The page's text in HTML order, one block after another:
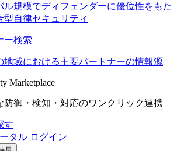
ル規模でディフェンダーに優位性をもた
型自律セキュリティ
ー検索
地域における主要パートナーの情報源
Marketplace
防御・検知・対応のワンクリック連携
す
タル ログイン